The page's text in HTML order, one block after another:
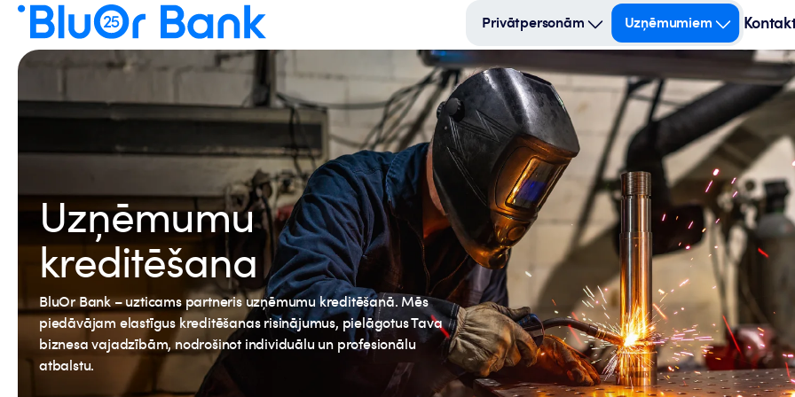
Privātpersonām Uzņēmumiem
Uzņēmumu
kreditēšana
BluOr Bank – uzticams partneris uzņēmumu kreditēšanā. Mēs
piedāvājam elastīgus kreditēšanas risinājumus, pielāgotus Tava
biznesa vajadzībām, nodrošinot individuālu un profesionālu
atbalstu.